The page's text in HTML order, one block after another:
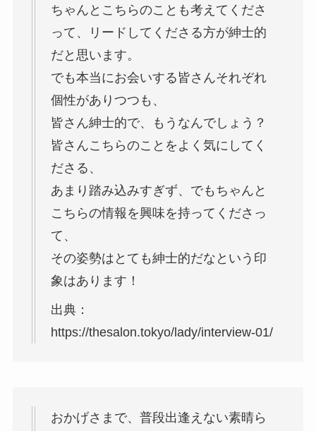
ちゃんとこちらのことも考えてくださ
って、リードしてくださる方が紳士的
だと思います。
でも本当にお会いする皆さんそれぞれ
個性がありつつも、
皆さん紳士的で、もうなんでしょう？
皆さんこちらのことをよく気にしてく
ださる、
あまり踏み込みすぎず、でもちゃんと
こちらの情報を興味を持ってくださっ
て、
その姿勢はとても紳士的だなという印
象はあります！
出典：
https://thesalon.tokyo/lady/interview-01/
おかげさまで、普段出逢えない素晴ら